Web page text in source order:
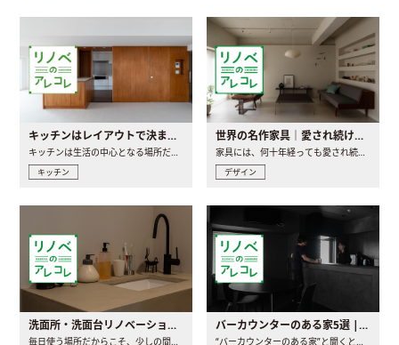
キッチンはレイアウトで決まる。後悔しないための考え方と選び方
キッチンは生活の中心となる場所だからこそ、家の中のどこに置..
キッチン
世界の名作家具｜愛され続ける理由と一生モノとの出会い方
家具には、何十年経っても愛され続ける「名作」と呼ばれるもの..
デザイン
洗面所・洗面台リノベーションの事例と間取りアイデア バーカウンターのある家5選 | 日常に馴染む“距離の近い”キッチンとは